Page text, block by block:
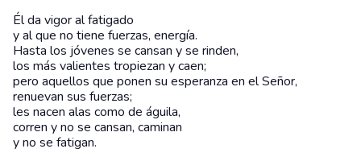
Él da vigor al fatigado
y al que no tiene fuerzas, energía.
Hasta los jóvenes se cansan y se rinden,
los más valientes tropiezan y caen;
pero aquellos que ponen su esperanza en el Señor,
renuevan sus fuerzas;
les nacen alas como de águila,
corren y no se cansan, caminan
y no se fatigan.